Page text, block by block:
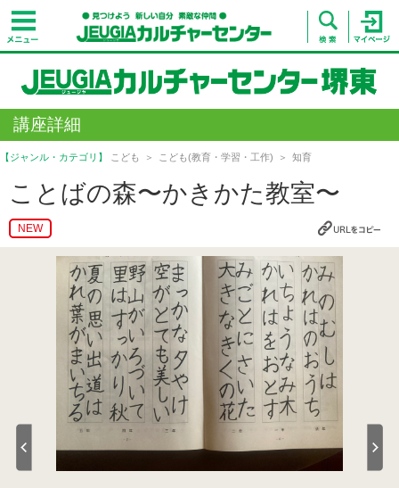
講座詳細
【ジャンル・カテゴリ】 こども こども(教育・学習・工作) 知育
ことばの森〜かきかた教室〜
NEW